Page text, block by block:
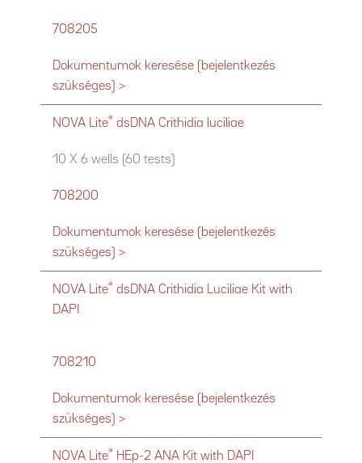
708205
Dokumentumok keresése (bejelentkezés
szükséges) >
NOVA Lite® dsDNA Crithidia luciliae
10 X 6 wells (60 tests)
708200
Dokumentumok keresése (bejelentkezés
szükséges) >
NOVA Lite® dsDNA Crithidia Luciliae Kit with
DAPI
708210
Dokumentumok keresése (bejelentkezés
szükséges) >
NOVA Lite® HEp-2 ANA Kit with DAPI